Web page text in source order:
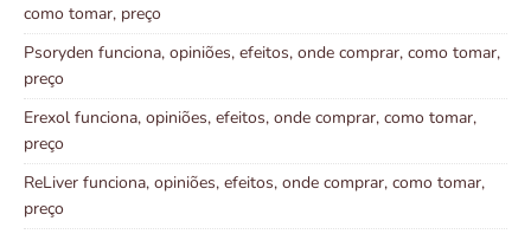
como tomar, preço
Psoryden funciona, opiniões, efeitos, onde comprar, como tomar,
preço
Erexol funciona, opiniões, efeitos, onde comprar, como tomar,
preço
ReLiver funciona, opiniões, efeitos, onde comprar, como tomar,
preço